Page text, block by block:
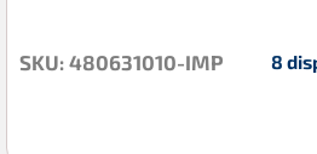
SKU: 480631010-IMP 8